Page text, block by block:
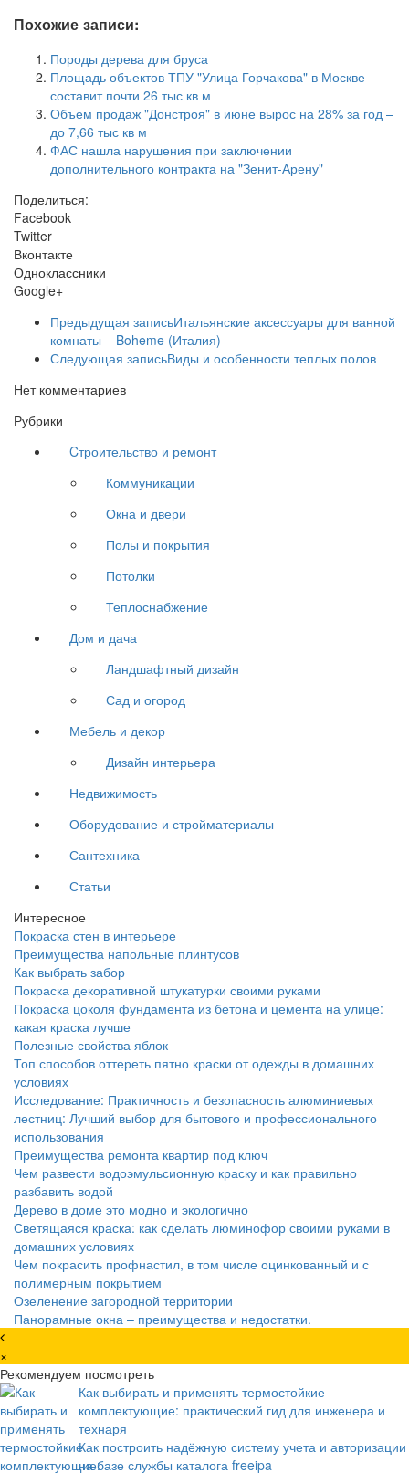
Похожие записи:
Породы дерева для бруса
Площадь объектов ТПУ "Улица Горчакова" в Москве
составит почти 26 тыс кв м
Объем продаж "Донстроя" в июне вырос на 28% за год –
до 7,66 тыс кв м
ФАС нашла нарушения при заключении
дополнительного контракта на "Зенит-Арену"
Поделиться:
Facebook
Twitter
Вконтакте
Одноклассники
Google+
Предыдущая записьИтальянские аксессуары для ванной
комнаты – Boheme (Италия)
Следующая записьВиды и особенности теплых полов
Нет комментариев
Рубрики
Cтроительство и ремонт
Коммуникации
Окна и двери
Полы и покрытия
Потолки
Теплоснабжение
Дом и дача
Ландшафтный дизайн
Сад и огород
Мебель и декор
Дизайн интерьера
Недвижимость
Оборудование и стройматериалы
Сантехника
Статьи
Интересное
Покраска стен в интерьере
Преимущества напольные плинтусов
Как выбрать забор
Покраска декоративной штукатурки своими руками
Покраска цоколя фундамента из бетона и цемента на улице:
какая краска лучше
Полезные свойства яблок
Топ способов оттереть пятно краски от одежды в домашних
условиях
Исследование: Практичность и безопасность алюминиевых
лестниц: Лучший выбор для бытового и профессионального
использования
Преимущества ремонта квартир под ключ
Чем развести водоэмульсионную краску и как правильно
разбавить водой
Дерево в доме это модно и экологично
Светящаяся краска: как сделать люминофор своими руками в
домашних условиях
Чем покрасить профнастил, в том числе оцинкованный и с
полимерным покрытием
Озеленение загородной территории
Панорамные окна – преимущества и недостатки.
×
Рекомендуем посмотреть
Как выбирать и применять термостойкие
комплектующие: практический гид для инженера и
технаря
Как построить надёжную систему учета и авторизации
на базе службы каталога freeipa